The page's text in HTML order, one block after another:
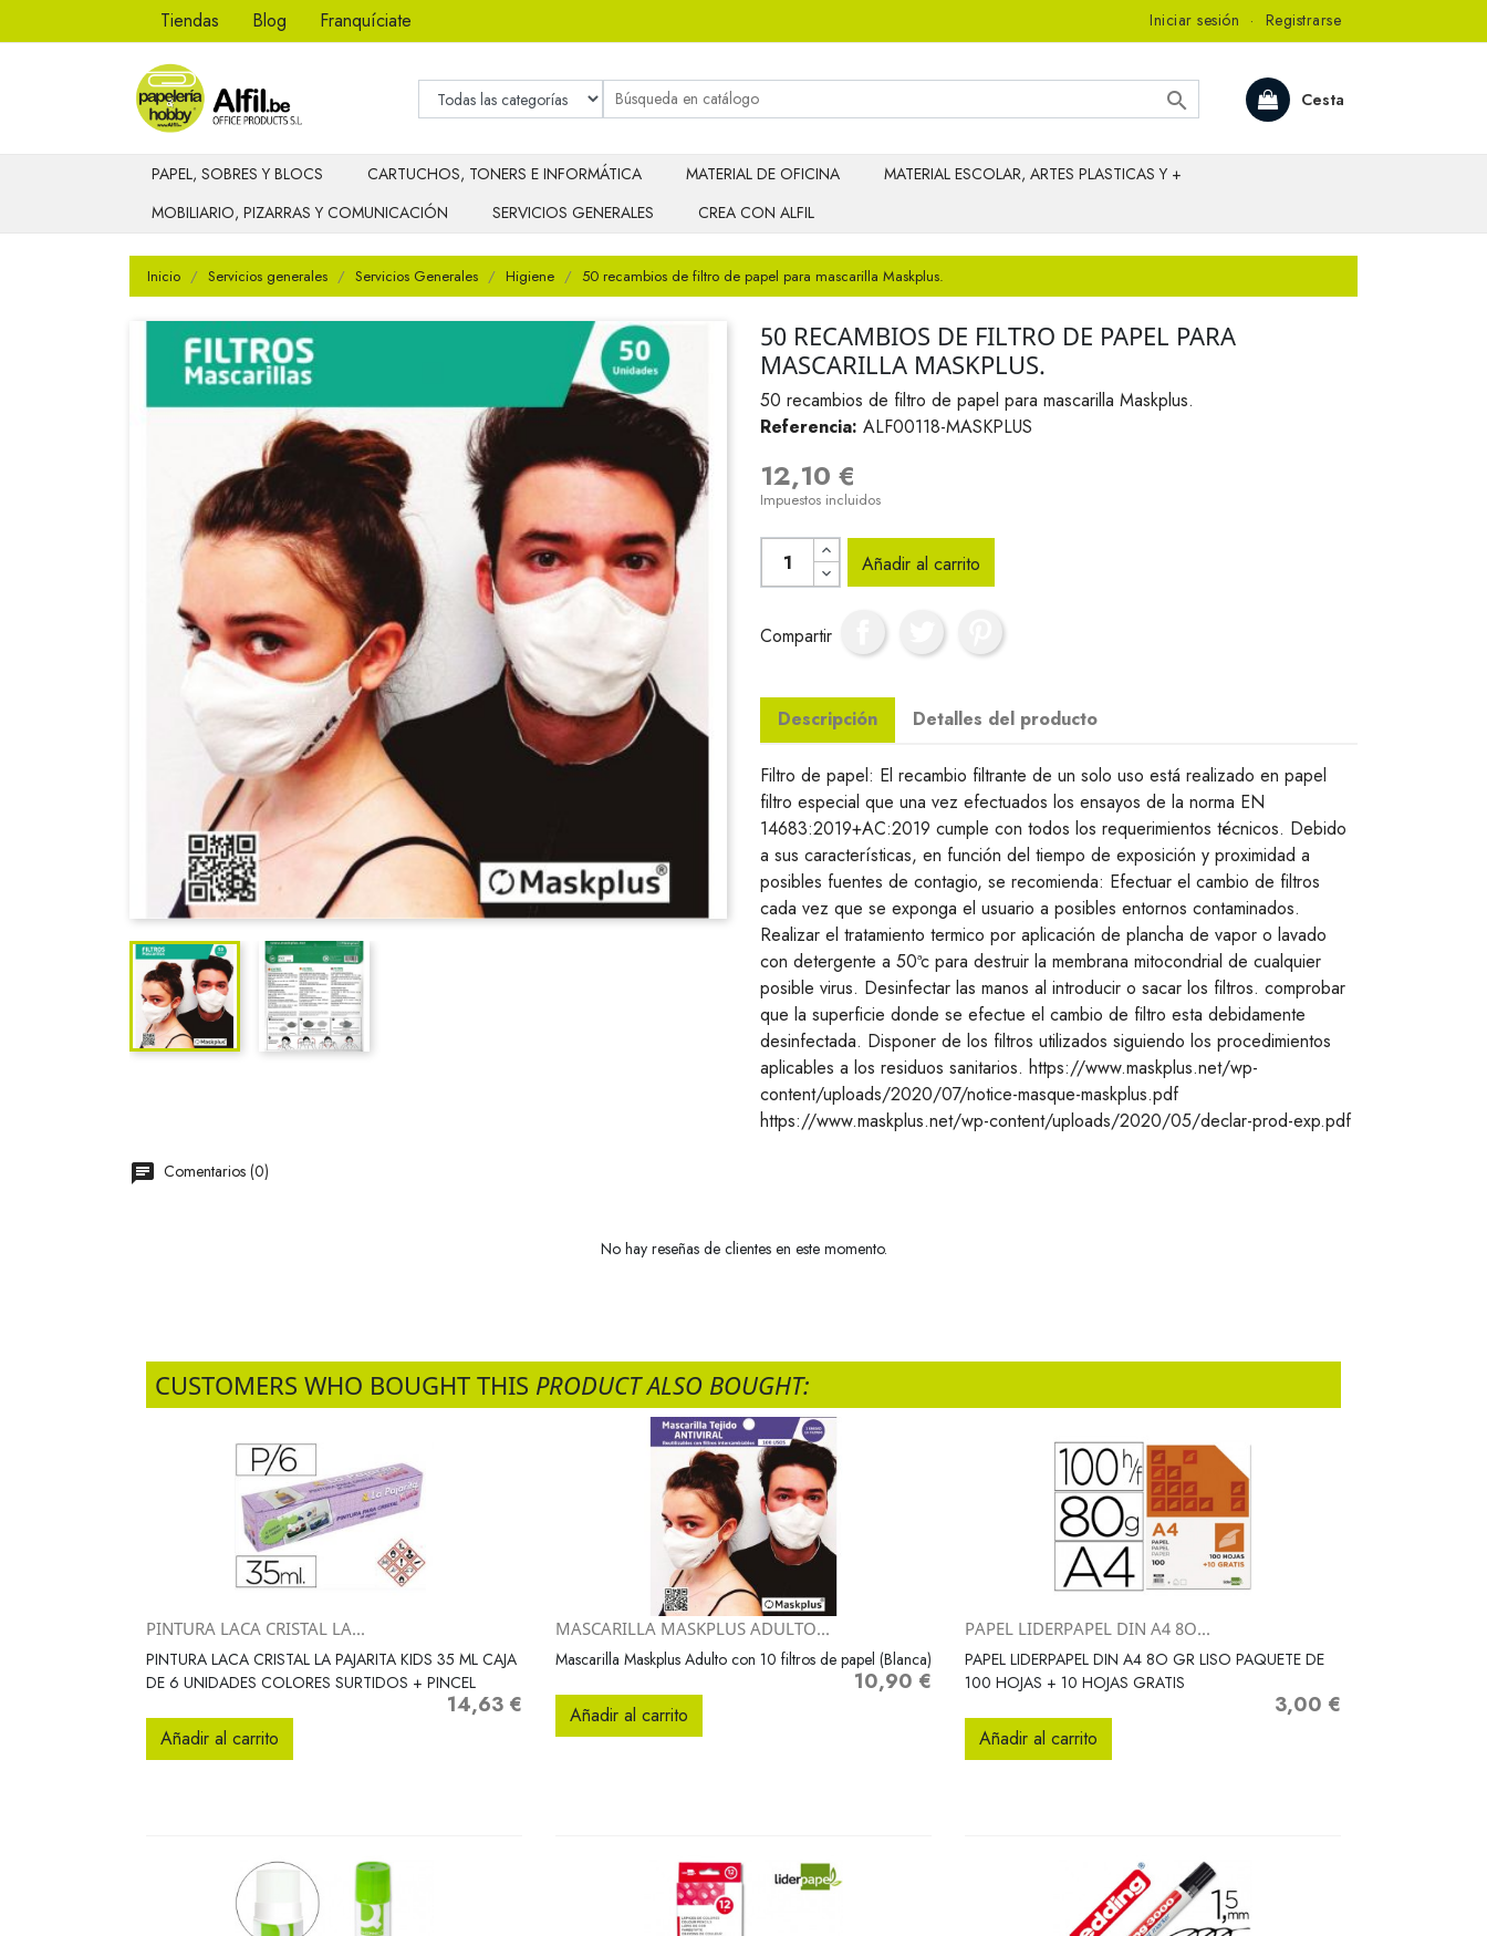
Tiendas Blog Franquíciate Iniciar sesión · Registrarse
Cesta

PAPEL, SOBRES Y BLOCS CARTUCHOS, TONERS E INFORMÁTICA MATERIAL DE OFICINA
MATERIAL ESCOLAR, ARTES PLASTICAS Y +
MOBILIARIO, PIZARRAS Y COMUNICACIÓN
SERVICIOS GENERALES CREA CON ALFIL
Inicio Servicios generales Servicios Generales Higiene 50 recambios de filtro de papel para mascarilla Maskplus.
50 RECAMBIOS DE FILTRO DE PAPEL PARA
MASCARILLA MASKPLUS.
50 recambios de filtro de papel para mascarilla Maskplus.
Referencia: ALF00118-MASKPLUS
12,10 €
Impuestos incluidos
Añadir al carrito
Compartir
Descripción Detalles del producto
Filtro de papel: El recambio filtrante de un solo uso está realizado en papel
filtro especial que una vez efectuados los ensayos de la norma EN
14683:2019+AC:2019 cumple con todos los requerimientos técnicos. Debido
a sus características, en función del tiempo de exposición y proximidad a
posibles fuentes de contagio, se recomienda: Efectuar el cambio de filtros
cada vez que se exponga el usuario a posibles entornos contaminados.
Realizar el tratamiento termico por aplicación de plancha de vapor o lavado
con detergente a 50ªc para destruir la membrana mitocondrial de cualquier
posible virus. Desinfectar las manos al introducir o sacar los filtros. comprobar
que la superficie donde se efectue el cambio de filtro esta debidamente
desinfectada. Disponer de los filtros utilizados siguiendo los procedimientos
aplicables a los residuos sanitarios. https://www.maskplus.net/wp-
content/uploads/2020/07/notice-masque-maskplus.pdf
https://www.maskplus.net/wp-content/uploads/2020/05/declar-prod-exp.pdf
Comentarios (0)
No hay reseñas de clientes en este momento.
CUSTOMERS WHO BOUGHT THIS PRODUCT ALSO BOUGHT:
 Vista rápida
PINTURA LACA CRISTAL LA...
PINTURA LACA CRISTAL LA PAJARITA KIDS 35 ML CAJA
DE 6 UNIDADES COLORES SURTIDOS + PINCEL
Precio
14,63 €
Añadir al carrito
 Vista rápida
MASCARILLA MASKPLUS ADULTO...
Mascarilla Maskplus Adulto con 10 filtros de papel (Blanca)
Precio
10,90 €
Añadir al carrito
 Vista rápida
PAPEL LIDERPAPEL DIN A4 8O...
PAPEL LIDERPAPEL DIN A4 8O GR LISO PAQUETE DE
100 HOJAS + 10 HOJAS GRATIS
Precio
3,00 €
Añadir al carrito